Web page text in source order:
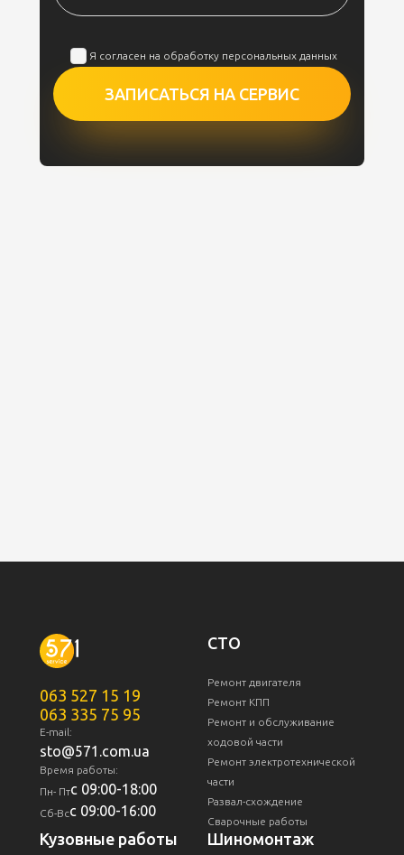
Я согласен на обработку персональных данных
ЗАПИСАТЬСЯ НА СЕРВИС
063 527 15 19
063 335 75 95
E-mail:
sto@571.com.ua
Время работы:
Пн- Птс 09:00-18:00
Сб-Всс 09:00-16:00
СТО
Ремонт двигателя
Ремонт КПП
Ремонт и обслуживание
ходовой части
Ремонт электротехнической
части
Развал-схождение
Сварочные работы
Кузовные работы Шиномонтаж